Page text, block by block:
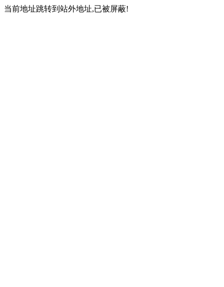
当前地址跳转到站外地址,已被屏蔽!